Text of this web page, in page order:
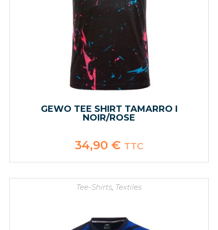
GEWO TEE SHIRT TAMARRO I
NOIR/ROSE
34,90 € TTC
Tee-Shirts, Textiles